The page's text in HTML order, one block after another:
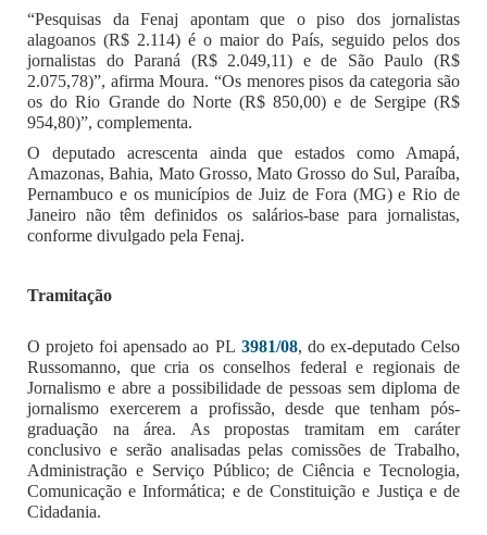
“Pesquisas da Fenaj apontam que o piso dos jornalistas
alagoanos (R$ 2.114) é o maior do País, seguido pelos dos
jornalistas do Paraná (R$ 2.049,11) e de São Paulo (R$
2.075,78)”, afirma Moura. “Os menores pisos da categoria são
os do Rio Grande do Norte (R$ 850,00) e de Sergipe (R$
954,80)”, complementa.
O deputado acrescenta ainda que estados como Amapá,
Amazonas, Bahia, Mato Grosso, Mato Grosso do Sul, Paraíba,
Pernambuco e os municípios de Juiz de Fora (MG) e Rio de
Janeiro não têm definidos os salários-base para jornalistas,
conforme divulgado pela Fenaj.
Tramitação
O projeto foi apensado ao PL 3981/08, do ex-deputado Celso
Russomanno, que cria os conselhos federal e regionais de
Jornalismo e abre a possibilidade de pessoas sem diploma de
jornalismo exercerem a profissão, desde que tenham pós-
graduação na área. As propostas tramitam em caráter
conclusivo e serão analisadas pelas comissões de Trabalho,
Administração e Serviço Público; de Ciência e Tecnologia,
Comunicação e Informática; e de Constituição e Justiça e de
Cidadania.